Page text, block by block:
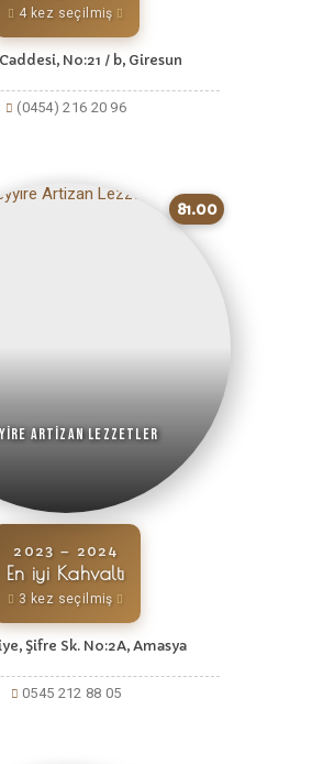
4 kez seçilmiş
No:21 / b, Giresun
(0454) 216 20 96
81.00
Artizan Lezzetler
2023 – 2024
En iyi Kahvaltı
3 kez seçilmiş
Şifre Sk. No:2A, Amasya
0545 212 88 05